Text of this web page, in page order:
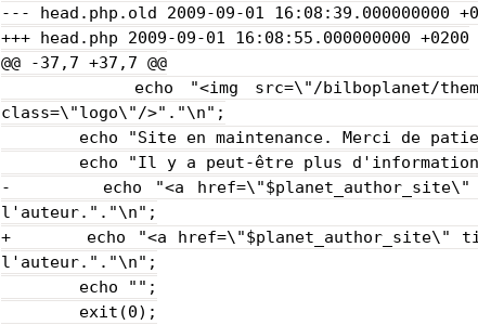
--- head.php.old 2009-09-01 16:08:39.000000000
+++ head.php 2009-09-01 16:08:55.000000000 +0200
@@ -37,7 +37,7 @@
echo "<img src=\"/bilboplanet/themes/
class=\"logo\"/>"."\n";
echo "Site en maintenance. Merci de
echo "Il y a peut-être plus
- echo "<a
l'auteur."."\n";
+ echo "<a href=\"$planet_author_site\"
l'auteur."."\n";
echo "";
exit(0);